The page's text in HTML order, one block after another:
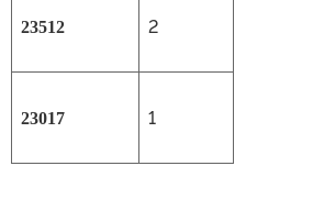
23512 2
23017 1